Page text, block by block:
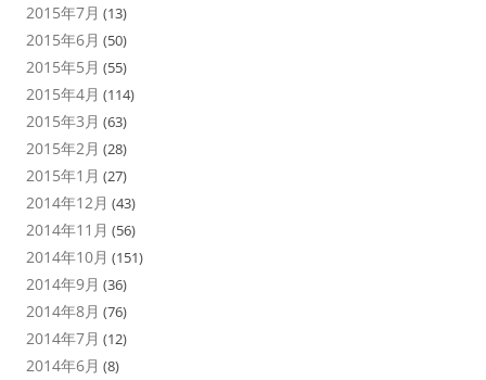
2015年7月 (13)
2015年6月 (50)
2015年5月 (55)
2015年4月 (114)
2015年3月 (63)
2015年2月 (28)
2015年1月 (27)
2014年12月 (43)
2014年11月 (56)
2014年10月 (151)
2014年9月 (36)
2014年8月 (76)
2014年7月 (12)
2014年6月 (8)